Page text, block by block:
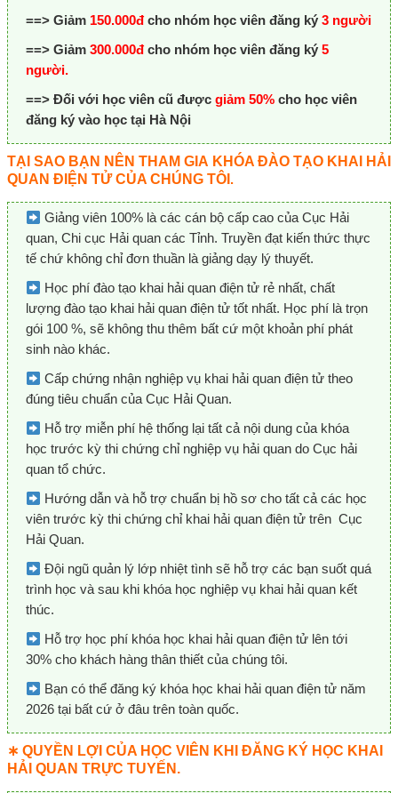
==> Giảm 150.000đ cho nhóm học viên đăng ký 3 người
==> Giảm 300.000đcho nhóm học viên đăng ký 5
người.
==> Đối với học viên cũ được giảm 50% cho học viên
đăng ký vào học tại Hà Nội
TẠI SAO BẠN NÊN THAM GIA KHÓA ĐÀO TẠO KHAI HẢI
QUAN ĐIỆN TỬCỦA CHÚNG TÔI .
Giảng viên 100% là các cán bộ cấp cao của Cục Hải
quan, Chi cục Hải quan các Tỉnh. Truyền đạt kiến thức thực
tế chứ không chỉ đơn thuần là giảng dạy lý thuyết.
Học phí đào tạo khai hải quan điện tử rẻ nhất, chất
lượng đào tạo khai hải quan điện tử tốt nhất. Học phí là trọn
gói 100 %, sẽ không thu thêm bất cứ một khoản phí phát
sinh nào khác.
Cấp chứng nhận nghiệp vụ khai hải quan điện tử theo
đúng tiêu chuẩn của Cục Hải Quan.
Hỗ trợ miễn phí hệ thống lại tất cả nội dung của khóa
học trước kỳ thi chứng chỉ nghiệp vụ hải quan do Cục hải
quan tổ chức.
Hướng dẫn và hỗ trợ chuẩn bị hồ sơ cho tất cả các học
viên trước kỳ thi chứng chỉ khai hải quan điện tử trên Cục
Hải Quan.
Đội ngũ quản lý lớp nhiệt tình sẽ hỗ trợ các bạn suốt quá
trình học và sau khi khóa học nghiệp vụ khai hải quan kết
thúc.
Hỗ trợ học phí khóa học khai hải quan điện tử lên tới
30% cho khách hàng thân thiết của chúng tôi.
Bạn có thể đăng ký khóa học khai hải quan điện tử năm
2026 tại bất cứ ở đâu trên toàn quốc.
∗ QUYỀN LỢI CỦA HỌC VIÊN KHI ĐĂNG KÝ HỌC KHAI
HẢI QUAN TRỰC TUYẾN.